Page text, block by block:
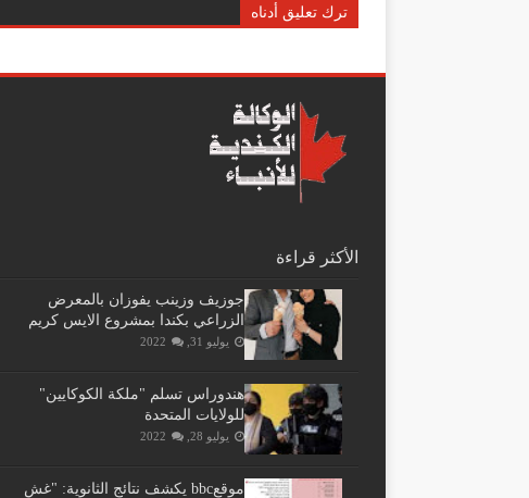
ترك تعليق أدناه
الأكثر قراءة
جوزيف وزينب يفوزان بالمعرض
الزراعي بكندا بمشروع الايس كريم
يوليو 31, 2022
هندوراس تسلم "ملكة الكوكايين"
للولايات المتحدة
يوليو 28, 2022
موقعbbc يكشف نتائج الثانوية: "غش